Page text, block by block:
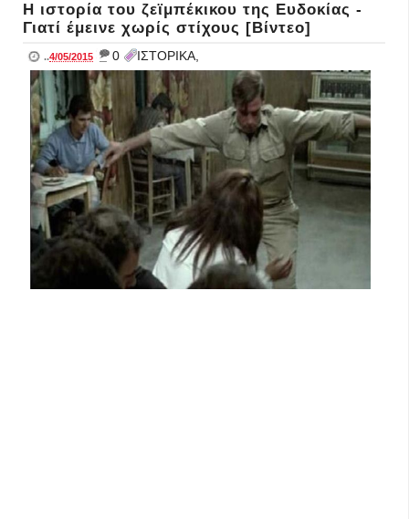
Η ιστορία του ζεϊμπέκικου της Ευδοκίας -
Γιατί έμεινε χωρίς στίχους [Βίντεο]
..4/05/2015 _ 0 ΙΣΤΟΡΙΚΑ,